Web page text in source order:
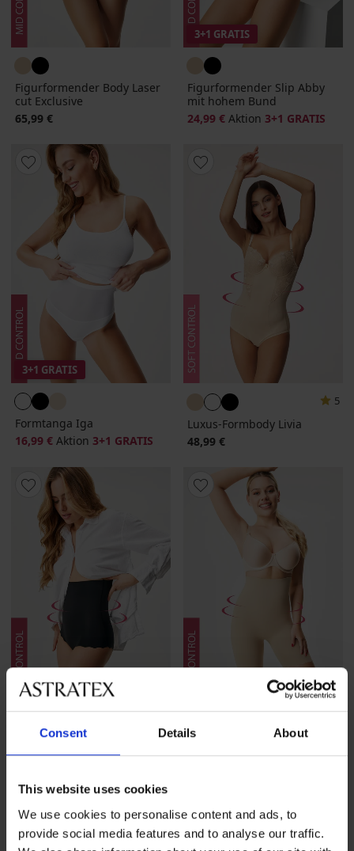
Consent Details About
This website uses cookies
We use cookies to personalise content and ads, to
provide social media features and to analyse our traffic.
Figurformender Body Laser
cut Exclusive
65,99 €
3+1 GRATIS
Figurformender Slip Abby
mit hohem Bund
24,99 € Aktion 3+1 GRATIS
3+1 GRATIS
Formtanga Iga
16,99 € Aktion 3+1 GRATIS
5
Luxus-Formbody Livia
48,99 €
3+1 GRATIS
cut Exclusive mit hohem ...
cut Exclusive mit hohem ...